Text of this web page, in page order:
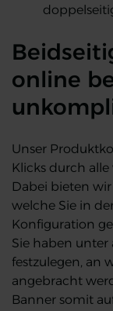
online
Unser
Klicks durch
Dabei bieten
welche Sie in
Konfiguration
Sie haben
festzulegen, an
angebracht
Banner somit